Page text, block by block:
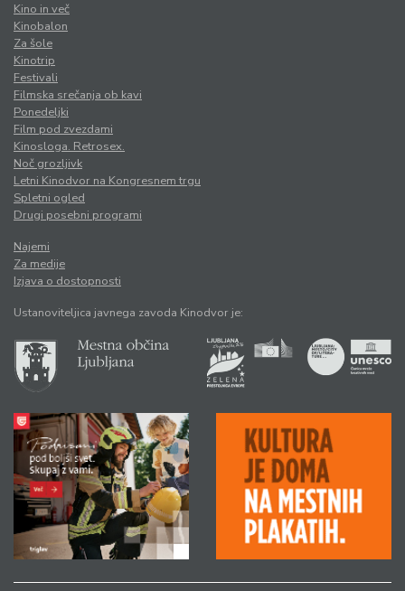
Kino in več
Kinobalon
Za šole
Kinotrip
Festivali
Filmska srečanja ob kavi
Ponedeljki
Film pod zvezdami
Kinosloga. Retrosex.
Noč grozljivk
Letni Kinodvor na Kongresnem trgu
Spletni ogled
Drugi posebni programi
Najemi
Za medije
Izjava o dostopnosti
Ustanoviteljica javnega zavoda Kinodvor je: